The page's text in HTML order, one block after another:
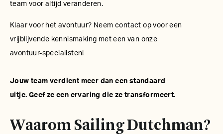
team voor altijd veranderen.
Klaar voor het avontuur? Neem contact op voor een
vrijblijvende kennismaking met een van onze
avontuur-specialisten!
Jouw team verdient meer dan een standaard
uitje. Geef ze een ervaring die ze transformeert.
Waarom Sailing Dutchman?